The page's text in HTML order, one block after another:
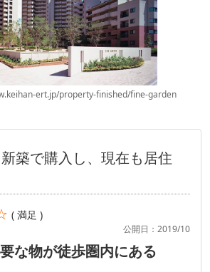
ert.jp/property-finished/fine-garden
築で購入し、現在も居住
( 満足 )
公開日：2019/10
な物が徒歩圏内にある